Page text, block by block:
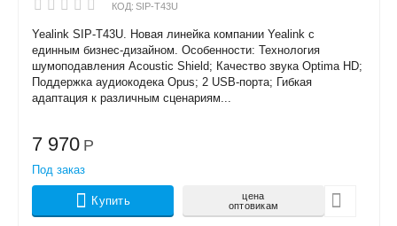
КОД: SIP-T43U
Yealink SIP-T43U. Новая линейка компании Yealink с
единным бизнес-дизайном. Особенности: Технология
шумоподавления Acoustic Shield; Качество звука Optima HD;
Поддержка аудиокодека Opus; 2 USB-порта; Гибкая
адаптация к различным сценариям...
7 970 Р
Под заказ
Купить
цена
оптовикам